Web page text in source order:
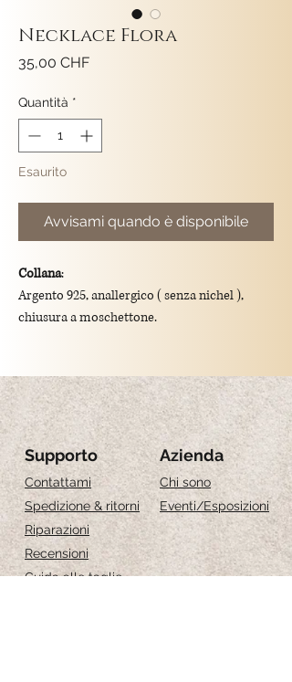
Necklace Flora
35,00 CHFPrezzo
Quantità *
Esaurito
Avvisami quando è disponibile
Collana:
Argento 925, anallergico ( senza nichel ),
chiusura a moschettone.
Ciondolo:
Argento, anallergico ( senza nichel ).
Lunghezza: 2cm
Supporto
Contattami
Spedizione & ritorni
Riparazioni
Recensioni
Guida alle taglie
Azienda
Chi sono
Eventi/Esposizioni